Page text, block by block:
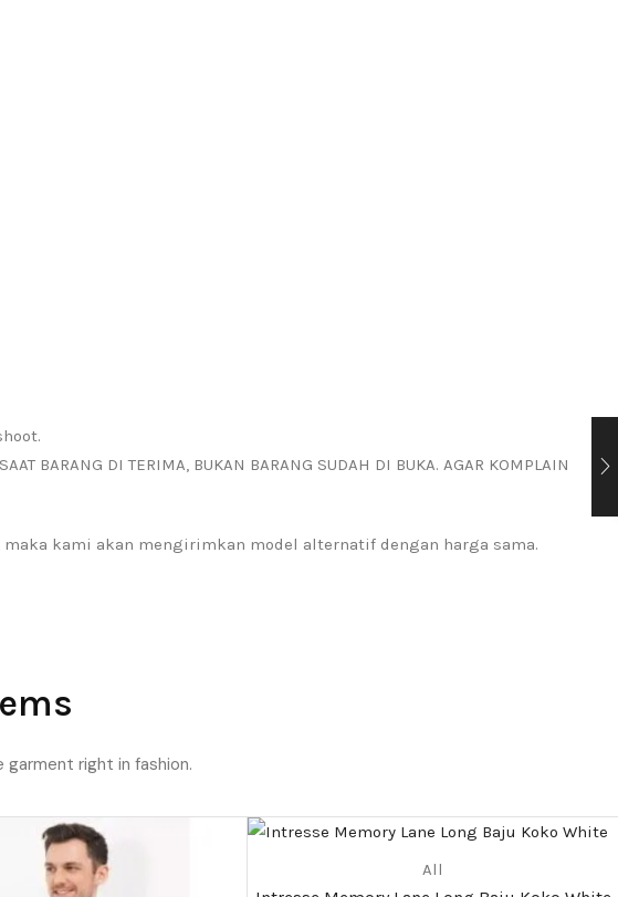
BARANG DI TERIMA, BUKAN BARANG SUDAH DI BUKA. AGAR KOMPLAIN
kami akan mengirimkan model alternatif dengan harga sama.
right in fashion.
All